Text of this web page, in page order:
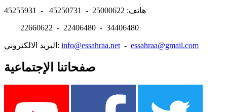
هاتف: 25000622 - 45250731 - 45255931
22660622 - 22406480 - 34406480
البريد الالكتروني: info@essahraa.net- essahraa@gmail.com
صفحاتنا الإجتماعية